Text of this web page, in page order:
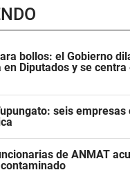
bollos: el Gobierno
en Diputados y se
seis
de ANMAT